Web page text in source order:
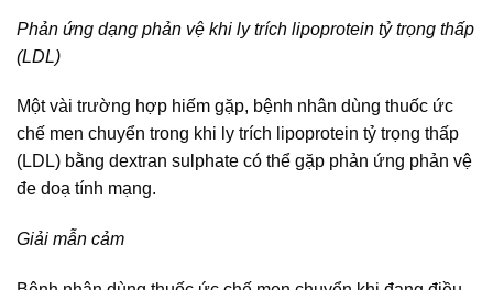
Phản ứng dạng phản vệ khi ly trích lipoprotein tỷ trọng thấp
(LDL)
Một vài trường hợp hiếm gặp, bệnh nhân dùng thuốc ức
chế men chuyển trong khi ly trích lipoprotein tỷ trọng thấp
(LDL) bằng dextran sulphate có thể gặp phản ứng phản vệ
đe doạ tính mạng.
Giải mẫn cảm